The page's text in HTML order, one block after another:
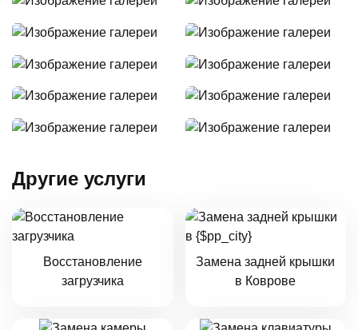
Другие услуги
Восстановление
загрузчика
Замена задней крышки
в Коврове